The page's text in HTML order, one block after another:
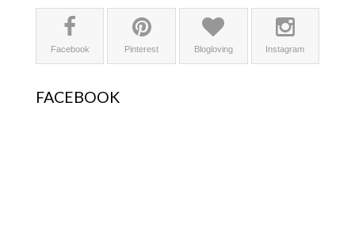
Facebook Pinterest Blogloving Instagram
FACEBOOK